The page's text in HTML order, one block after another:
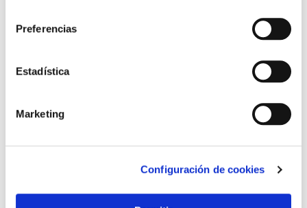
Preferencias
Estadística
Marketing
Configuración de cookies
Protector parking rectangular negro/amarillo
10,99 €